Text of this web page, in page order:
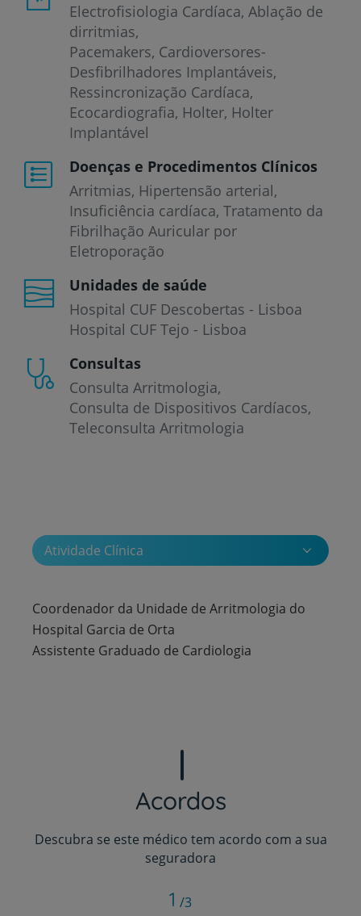
Electrofisiologia Cardíaca, Ablação de
dirritmias,
Pacemakers, Cardioversores-
Desfibrilhadores Implantáveis,
Ressincronização Cardíaca,
Ecocardiografia, Holter, Holter
Implantável
Doenças e Procedimentos Clínicos
Arritmias Hipertensão arterial
Insuficiência cardíaca Tratamento da
Fibrilhação Auricular por
Eletroporação
Unidades de saúde
Hospital CUF Descobertas - Lisboa
Hospital CUF Tejo - Lisboa
Consultas
Consulta Arritmologia
Consulta de Dispositivos Cardíacos
Teleconsulta Arritmologia
Atividade Clínica
Coordenador da Unidade de Arritmologia do
Hospital Garcia de Orta
Assistente Graduado de Cardiologia
Acordos
Descubra se este médico tem acordo com a sua
seguradora
1 /3